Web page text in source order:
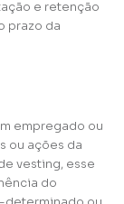
e retenção
prazo da
empregado ou
ou ações da
vesting, esse
do